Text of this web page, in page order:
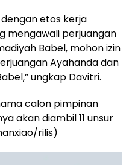
dengan etos kerja
mengawali perjuangan
Babel, mohon izin
Ayahanda dan
ungkap Davitri.
calon pimpinan
akan diambil 11 unsur
rilis)